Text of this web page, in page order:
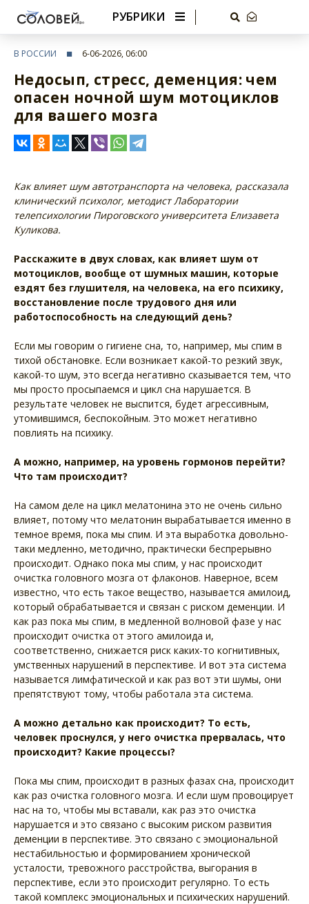
РУБРИКИ
В РОССИИ 6-06-2026, 06:00
Недосып, стресс, деменция: чем
опасен ночной шум мотоциклов
для вашего мозга
Как влияет шум автотранспорта на человека, рассказала
клинический психолог, методист Лаборатории
телепсихологии Пироговского университета Елизавета
Куликова.
Расскажите в двух словах, как влияет шум от
мотоциклов, вообще от шумных машин, которые
ездят без глушителя, на человека, на его психику,
восстановление после трудового дня или
работоспособность на следующий день?
Если мы говорим о гигиене сна, то, например, мы спим в
тихой обстановке. Если возникает какой-то резкий звук,
какой-то шум, это всегда негативно сказывается тем, что
мы просто просыпаемся и цикл сна нарушается. В
результате человек не выспится, будет агрессивным,
утомившимся, беспокойным. Это может негативно
повлиять на психику.
А можно, например, на уровень гормонов перейти?
Что там происходит?
На самом деле на цикл мелатонина это не очень сильно
влияет, потому что мелатонин вырабатывается именно в
темное время, пока мы спим. И эта выработка довольно-
таки медленно, методично, практически беспрерывно
происходит. Однако пока мы спим, у нас происходит
очистка головного мозга от флаконов. Наверное, всем
известно, что есть такое вещество, называется амилоид,
который обрабатывается и связан с риском деменции. И
как раз пока мы спим, в медленной волновой фазе у нас
происходит очистка от этого амилоида и,
соответственно, снижается риск каких-то когнитивных,
умственных нарушений в перспективе. И вот эта система
называется лимфатической и как раз вот эти шумы, они
препятствуют тому, чтобы работала эта система.
А можно детально как происходит? То есть,
человек проснулся, у него очистка прервалась, что
происходит? Какие процессы?
Пока мы спим, происходит в разных фазах сна, происходит
как раз очистка головного мозга. И если шум провоцирует
нас на то, чтобы мы вставали, как раз это очистка
нарушается и это связано с высоким риском развития
деменции в перспективе. Это связано с эмоциональной
нестабильностью и формированием хронической
усталости, тревожного расстройства, выгорания в
перспективе, если это происходит регулярно. То есть
такой комплекс эмоциональных и психических нарушений.